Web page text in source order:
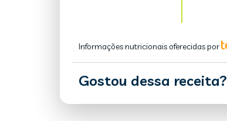
Informações nutricionais oferecidas por
Gostou dessa receita?